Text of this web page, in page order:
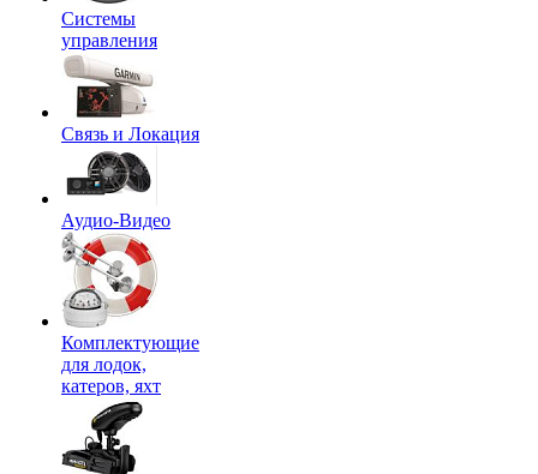
Системы
управления
Связь и Локация
Аудио-Видео
Комплектующие
для лодок,
катеров, яхт